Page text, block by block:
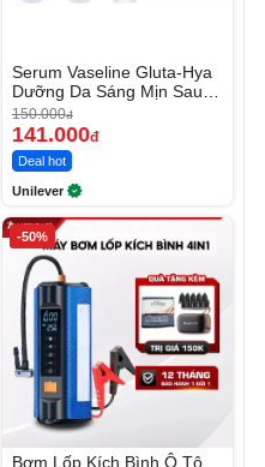
Serum Vaseline Gluta-Hya
Dưỡng Da Sáng Mịn Sau 7
Ngày
150.000đ
141.000đ
Deal hot
Unilever
-50%
Bơm Lốp Kích Bình Ô Tô